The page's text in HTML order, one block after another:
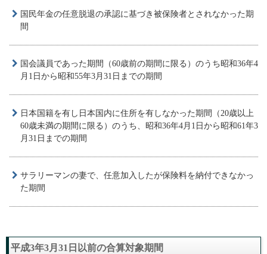
国民年金の任意脱退の承認に基づき被保険者とされなかった期
間
国会議員であった期間（60歳前の期間に限る）のうち昭和36年4
月1日から昭和55年3月31日までの期間
日本国籍を有し日本国内に住所を有しなかった期間（20歳以上
60歳未満の期間に限る）のうち、昭和36年4月1日から昭和61年3
月31日までの期間
サラリーマンの妻で、任意加入したが保険料を納付できなかっ
た期間
平成3年3月31日以前の合算対象期間